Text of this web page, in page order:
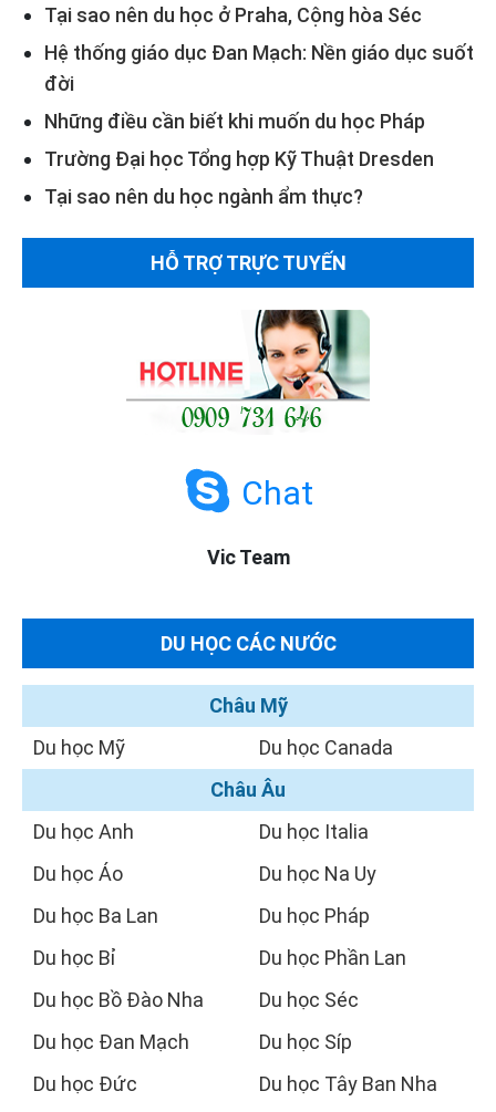
Tại sao nên du học ở Praha, Cộng hòa Séc
Hệ thống giáo dục Đan Mạch: Nền giáo dục suốt
đời
Những điều cần biết khi muốn du học Pháp
Trường Đại học Tổng hợp Kỹ Thuật Dresden
Tại sao nên du học ngành ẩm thực?
HỖ TRỢ TRỰC TUYẾN
Chat
Vic Team
DU HỌC CÁC NƯỚC
Châu Mỹ
Du học Mỹ
Du học Canada
Châu Âu
Du học Anh
Du học Áo
Du học Ba Lan
Du học Bỉ
Du học Bồ Đào Nha
Du học Đan Mạch
Du học Đức
Du học Italia
Du học Na Uy
Du học Pháp
Du học Phần Lan
Du học Séc
Du học Síp
Du học Tây Ban Nha